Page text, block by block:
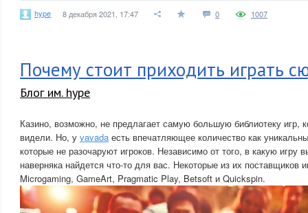
hype 8 декабря 2021, 17:47 0 1007
Почему стоит приходить играть
Блог им. hype
Казино, возможно, не предлагает самую большую библиотеку игр,
видели. Но, у vavada есть впечатляющее количество как
которые не разочаруют игроков. Независимо от того, в какую игру
наверняка найдется что-то для вас. Некоторые из их поставщиков
Microgaming, GameArt, Pragmatic Play, Betsoft и Quickspin.